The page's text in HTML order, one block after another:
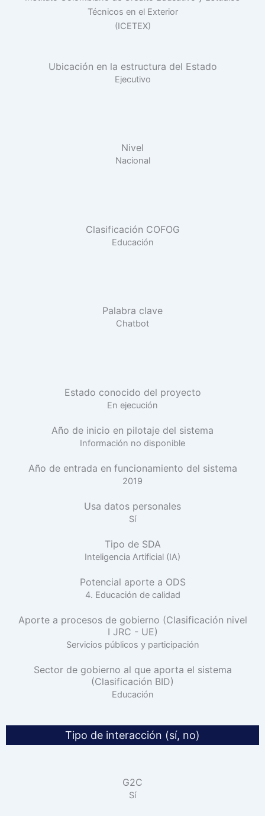
Técnicos en el Exterior
(ICETEX)
Ubicación en la estructura del Estado
Ejecutivo
Nivel
Nacional
Clasificación COFOG
Educación
Palabra clave
Chatbot
Estado conocido del proyecto
En ejecución
Año de inicio en pilotaje del sistema
Información no disponible
Año de entrada en funcionamiento del sistema
2019
Usa datos personales
Sí
Tipo de SDA
Inteligencia Artificial (IA)
Potencial aporte a ODS
4. Educación de calidad
Aporte a procesos de gobierno (Clasificación nivel
I JRC - UE)
Servicios públicos y participación
Sector de gobierno al que aporta el sistema
(Clasificación BID)
Educación
Tipo de interacción (sí, no)
G2C
Sí